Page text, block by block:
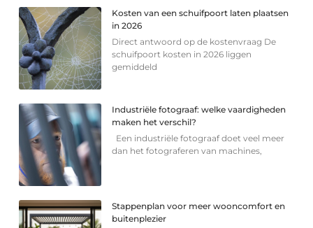
Kosten van een schuifpoort laten plaatsen
in 2026
Direct antwoord op de kostenvraag De
schuifpoort kosten in 2026 liggen
gemiddeld
Industriële fotograaf: welke vaardigheden
maken het verschil?
Een industriële fotograaf doet veel meer
dan het fotograferen van machines,
Stappenplan voor meer wooncomfort en
buitenplezier